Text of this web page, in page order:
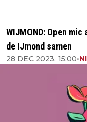
WIJMOND: Open
de IJmond samen
28 DEC 2023, 15:00•